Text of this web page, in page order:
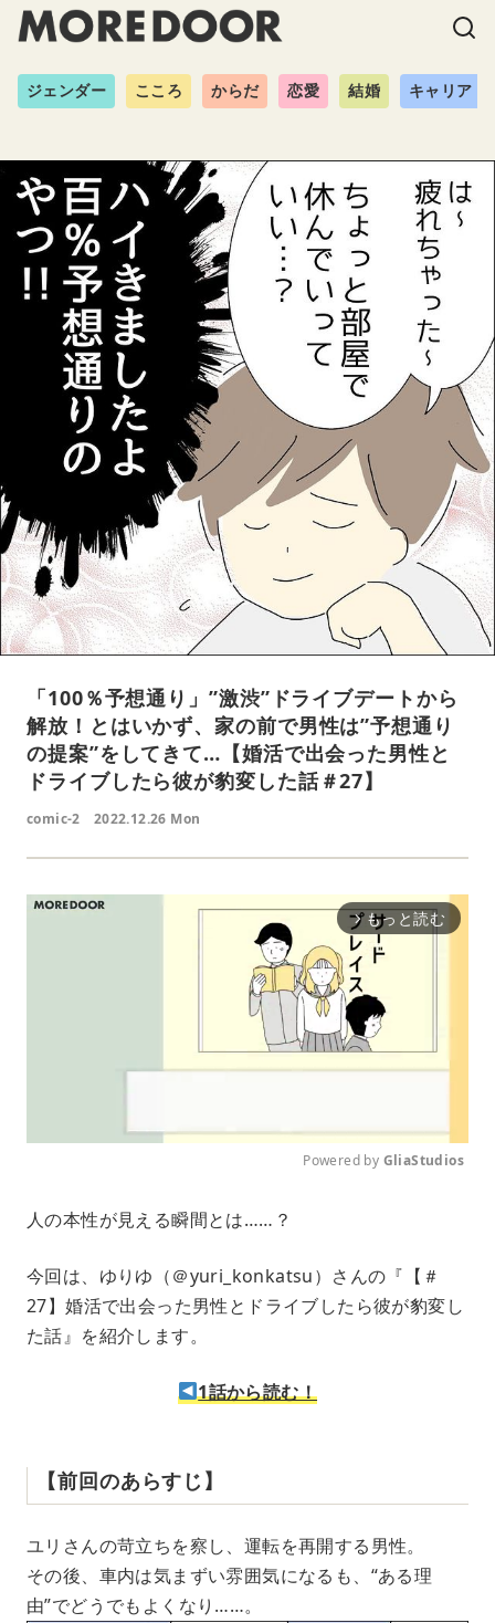
ジェンダー こころ からだ 恋愛 結婚 キャリア
「100％予想通り」”激渋”ドライブデートから
解放！とはいかず、家の前で男性は”予想通り
の提案”をしてきて…【婚活で出会った男性と
ドライブしたら彼が豹変した話＃27】
comic-2 2022.12.26 Mon
arrow_forward_ios もっと読む
e
Powered by GliaStudios
人の本性が見える瞬間とは……？
今回は、ゆりゆ（＠yuri_konkatsu）さんの『【＃
27】婚活で出会った男性とドライブしたら彼が豹変し
た話』を紹介します。
1話から読む！
【前回のあらすじ】
ユリさんの苛立ちを察し、運転を再開する男性。
その後、車内は気まずい雰囲気になるも、“ある理
由”でどうでもよくなり……。